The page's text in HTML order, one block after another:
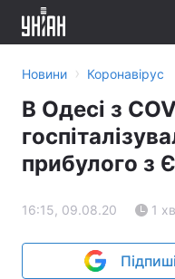
Новини › Коронавірус
В Одесі з
прибулого з
16:15, 09.08.20 1